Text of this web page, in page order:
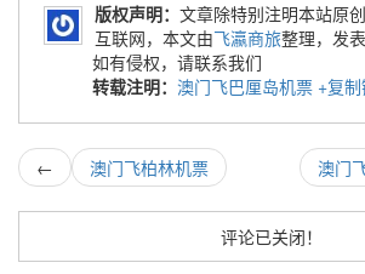
版权声明： 文章除特别注明本站原
互联网，本文由飞瀛商旅整理，发
如有侵权，请联系我们
转载注明： 澳门飞巴厘岛机票 +复
← 澳门飞柏林机票 澳门
评论已关闭！